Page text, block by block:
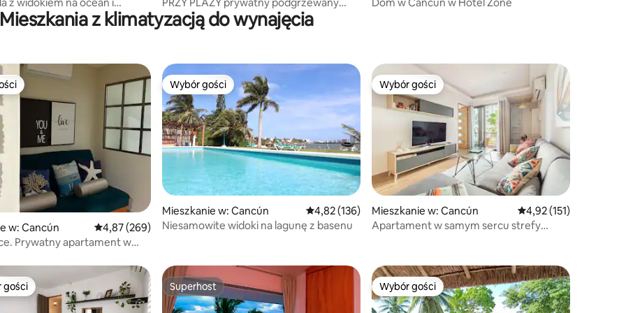
basenem
basen 3BR house
Mieszkania z klimatyzacją do wynajęcia
liczba recenzji: 276
w: Cancún Średnia ocena: 4,87 na 5, liczba recenzji: 269
4,87 (269)
w
Wybór gości
Wybór gości
Mieszkanie w: Cancún Średnia ocena: 4,82 na 5, liczba recenzji: 136
4,82 (136)
Niesamowite widoki na lagunę z basenu
Wybór gości
Wybór gości
Mieszkanie w: Cancún Średnia ocena: 4,92
4,92 (151)
Apartament w samym sercu strefy
z kategorii Wybór gości
gości Superhost
Superhost Wybór gości
Wybór gości